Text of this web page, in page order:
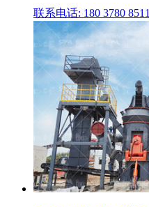
联系电话: 180 3780 8511